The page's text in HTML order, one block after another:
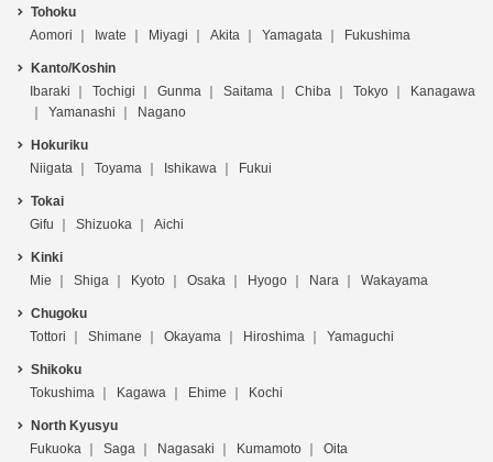
Tohoku
Aomori
Iwate Miyagi Akita Yamagata Fukushima
Kanto/Koshin
Ibaraki
Tochigi Gunma Saitama Chiba Tokyo
Kanagawa
Yamanashi
Nagano
Hokuriku
Niigata
Toyama Ishikawa Fukui
Tokai
Gifu
Shizuoka Aichi
Kinki
Mie
Shiga Kyoto Osaka Hyogo Nara Wakayama
Chugoku
Tottori
Shimane Okayama Hiroshima Yamaguchi
Shikoku
Tokushima
Kagawa Ehime Kochi
North Kyusyu
Fukuoka
Saga Nagasaki Kumamoto Oita